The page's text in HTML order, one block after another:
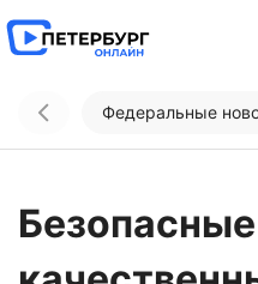
Федеральные
Безопасные